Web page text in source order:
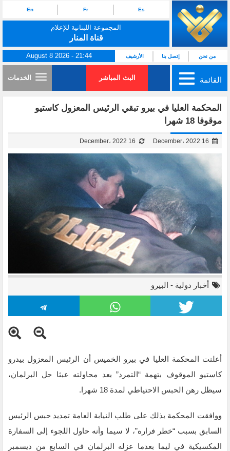
Es
Fr
En
المجموعة اللبنانية للإعلام
قناة المنار
من نحن إتصل بنا الأرشيف August 8 2026 - 21:44
القائمة البث المباشر الخدمات
المحكمة العليا في بيرو تبقي الرئيس المعزول كاستيو
موقوفا 18 شهرا
أخبار دولية - البيرو
أعلنت المحكمة العليا في بيرو الخميس أن الرئيس المعزول بيدرو
كاستيو الموقوف بتهمة “التمرد” بعد محاولته عبثا حل البرلمان،
سيظل رهن الحبس الاحتياطي لمدة 18 شهرا.
ووافقت المحكمة بذلك على طلب النيابة العامة تمديد حبس الرئيس
السابق بسبب “خطر فراره”، لا سيما وأنه حاول اللجوء إلى السفارة
المكسيكية في ليما بعدما عزله البرلمان في السابع من ديسمبر